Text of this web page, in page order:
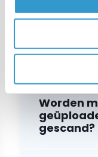
Welke
Worden
gescand?